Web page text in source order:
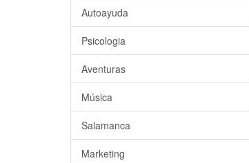
Autoayuda
Psicologia
Aventuras
Música
Salamanca
Marketing